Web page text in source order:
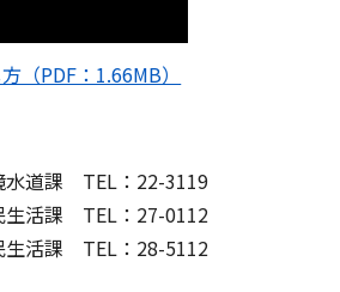
（PDF：1.66MB）
TEL：22-3119
活課 TEL：27-0112
活課 TEL：28-5112